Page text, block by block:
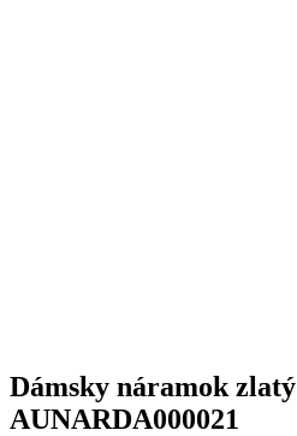
Dámsky náramok zlatý
AUNARDA000021